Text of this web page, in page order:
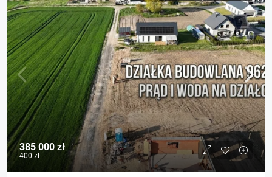
385 000 zł
400 zł